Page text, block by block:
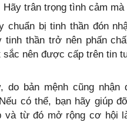
Hãy trân trọng tình cảm
chuẩn bị tinh thần đón
tinh thần trở nên phấn
sắc nên được cấp trên tin
do bản mệnh cũng
có thể, bạn hãy giúp
và từ đó mở rộng cơ hội